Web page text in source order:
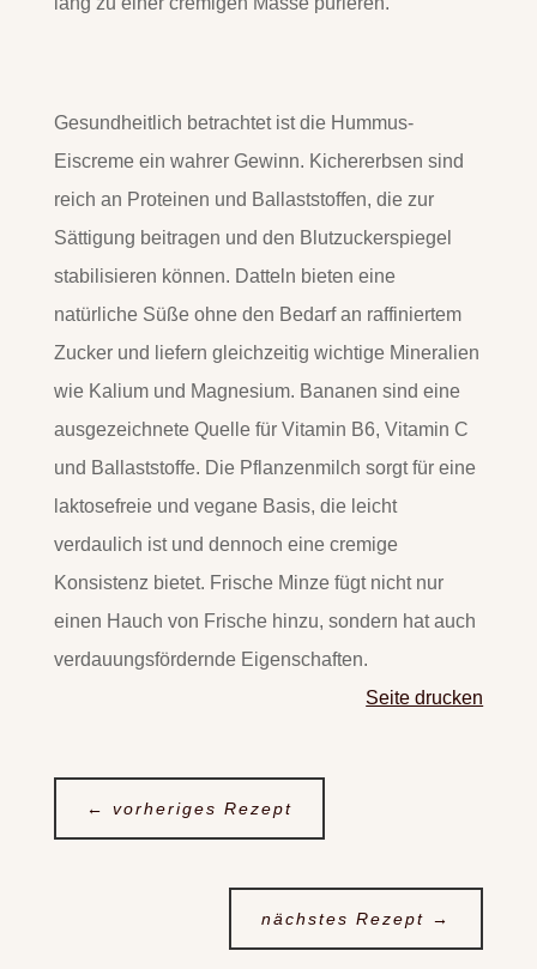
Gesundheitlich betrachtet ist die Hummus-
Eiscreme ein wahrer Gewinn. Kichererbsen sind
reich an Proteinen und Ballaststoffen, die zur
Sättigung beitragen und den Blutzuckerspiegel
stabilisieren können. Datteln bieten eine
natürliche Süße ohne den Bedarf an raffiniertem
Zucker und liefern gleichzeitig wichtige Mineralien
wie Kalium und Magnesium. Bananen sind eine
ausgezeichnete Quelle für Vitamin B6, Vitamin C
und Ballaststoffe. Die Pflanzenmilch sorgt für eine
laktosefreie und vegane Basis, die leicht
verdaulich ist und dennoch eine cremige
Konsistenz bietet. Frische Minze fügt nicht nur
einen Hauch von Frische hinzu, sondern hat auch
verdauungsfördernde Eigenschaften.
Seite drucken
← vorheriges Rezept
nächstes Rezept →